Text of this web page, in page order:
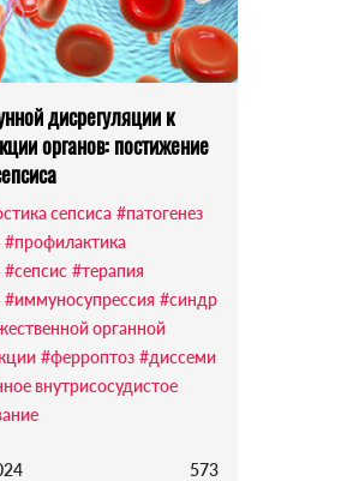
дисрегуляции к
органов: постижение
сепсиса #патогенез
#профилактика
#сепсис #терапия
#иммуносупрессия #синдр
органной
#ферроптоз #диссеми
внутрисосудистое
573